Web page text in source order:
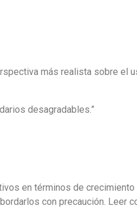
más realista sobre el
desagradables.”
en términos de
con precaución. Leer